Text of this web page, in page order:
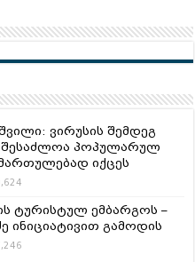
ვირუსის შემდეგ
პოპულარულ
იქცეს
ტურისტულ ემბარგოს –
ინიციატივით გამოდის